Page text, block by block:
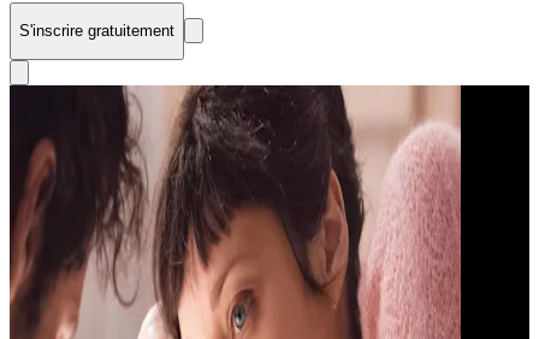
S'inscrire gratuitement